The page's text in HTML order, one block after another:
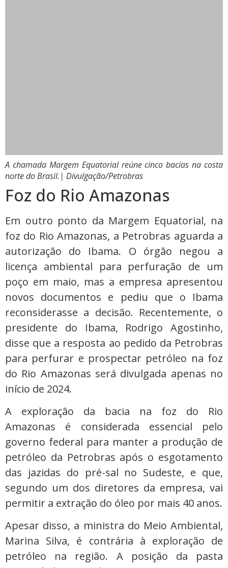
A chamada Margem Equatorial reúne cinco bacias na costa
norte do Brasil. | Divulgação/Petrobras
Foz do Rio Amazonas
Em outro ponto da Margem Equatorial, na
foz do Rio Amazonas, a Petrobras aguarda a
autorização do Ibama. O órgão negou a
licença ambiental para perfuração de um
poço em maio, mas a empresa apresentou
novos documentos e pediu que o Ibama
reconsiderasse a decisão. Recentemente, o
presidente do Ibama, Rodrigo Agostinho,
disse que a resposta ao pedido da Petrobras
para perfurar e prospectar petróleo na foz
do Rio Amazonas será divulgada apenas no
início de 2024.
A exploração da bacia na foz do Rio
Amazonas é considerada essencial pelo
governo federal para manter a produção de
petróleo da Petrobras após o esgotamento
das jazidas do pré-sal no Sudeste, e que,
segundo um dos diretores da empresa, vai
permitir a extração do óleo por mais 40 anos.
Apesar disso, a ministra do Meio Ambiental,
Marina Silva, é contrária à exploração de
petróleo na região. A posição da pasta